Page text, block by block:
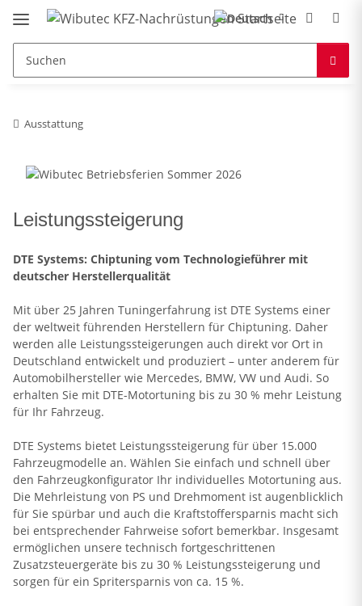
Ausstattung
Leistungssteigerung
DTE Systems: Chiptuning vom Technologieführer mit
deutscher Herstellerqualität
Mit über 25 Jahren Tuningerfahrung ist DTE Systems einer
der weltweit führenden Herstellern für Chiptuning. Daher
werden alle Leistungssteigerungen auch direkt vor Ort in
Deutschland entwickelt und produziert – unter anderem für
Automobilhersteller wie Mercedes, BMW, VW und Audi. So
erhalten Sie mit DTE-Motortuning bis zu 30 % mehr Leistung
für Ihr Fahrzeug.
DTE Systems bietet Leistungssteigerung für über 15.000
Fahrzeugmodelle an. Wählen Sie einfach und schnell über
den Fahrzeugkonfigurator Ihr individuelles Motortuning aus.
Die Mehrleistung von PS und Drehmoment ist augenblicklich
für Sie spürbar und auch die Kraftstoffersparnis macht sich
bei entsprechender Fahrweise sofort bemerkbar. Insgesamt
ermöglichen unsere technisch fortgeschrittenen
Zusatzsteuergeräte bis zu 30 % Leistungssteigerung und
sorgen für ein Spritersparnis von ca. 15 %.